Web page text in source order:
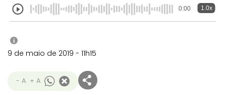
0:00 1.0x
i
9 de maio de 2019 - 11h15
- A + A